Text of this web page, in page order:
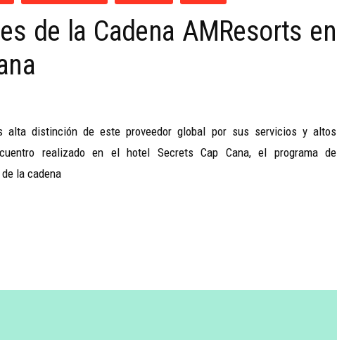
de la Cadena AMResorts en
alta distinción de este proveedor global por sus servicios y altos
realizado en el hotel Secrets Cap Cana, el programa de
la cadena